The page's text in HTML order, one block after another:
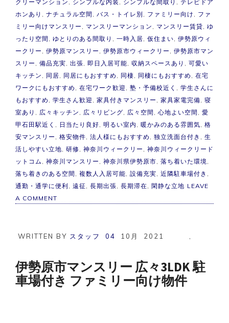
クリーマンション , シンプルな内装 , シンプルな間取り , テレビドア
ホンあり , ナチュラル空間 , バス・トイレ別 , ファミリー向け , ファ
ミリー向けマンスリー , マンスリーマンション , マンスリー賃貸, ゆ
ったり空間 , ゆとりのある間取り , 一時入居, 仮住まい, 伊勢原ウィ
ークリー , 伊勢原マンスリー , 伊勢原市ウィークリー , 伊勢原市マン
スリー , 備品充実, 出張, 即日入居可能, 収納スペースあり , 可愛い
キッチン , 同居, 同居にもおすすめ , 同棲, 同棲にもおすすめ , 在宅
ワークにもおすすめ , 在宅ワーク歓迎 , 塾・予備校近く , 学生さんに
もおすすめ , 学生さん歓迎 , 家具付きマンスリー , 家具家電完備, 寝
室あり , 広々キッチン , 広々リビング, 広々空間 , 心地よい空間 , 愛
甲石田駅近く , 日当たり良好, 明るい室内 , 暖かみのある雰囲気, 格
安マンスリー , 格安物件, 法人様にもおすすめ , 独立洗面台付き , 生
活しやすい立地, 研修, 神奈川ウィークリー , 神奈川ウィークリード
ットコム , 神奈川マンスリー , 神奈川県伊勢原市, 落ち着いた環境,
落ち着きのある空間 , 複数人入居可能, 設備充実, 近隣駐車場付き ,
通勤・通学に便利 , 遠征, 長期出張, 長期滞在, 閑静な立地 LEAVE
A COMMENT
【フ
リ
ー
け
物
件】
伊
WRITTEN BY スタッフ 04 10月 ,
2021
伊勢原市マンスリー 広々3LDK 駐
車場付き ファミリー向け物件